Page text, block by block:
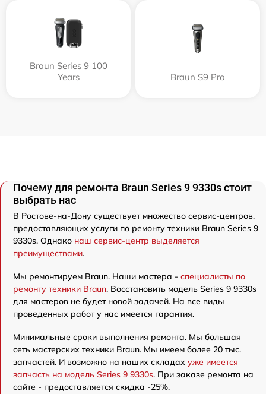
Braun Series 9 100
Years
Braun S9 Pro
Почему для ремонта Braun Series 9 9330s стоит
выбрать нас
В Ростове-на-Дону существует множество сервис-центров,
предоставляющих услуги по ремонту техники Braun Series 9
9330s. Однако наш сервис-центр выделяется
преимуществами.
Мы ремонтируем Braun. Наши мастера - специалисты по
ремонту техники Braun. Восстановить модель Series 9 9330s
для мастеров не будет новой задачей. На все виды
проведенных работ у нас имеется гарантия.
Минимальные сроки выполнения ремонта. Мы большая
сеть мастерских техники Braun. Мы имеем более 20 тыс.
запчастей. И возможно на наших складах уже имеется
запчасть на модель Series 9 9330s. При заказе ремонта на
сайте - предоставляется скидка -25%.